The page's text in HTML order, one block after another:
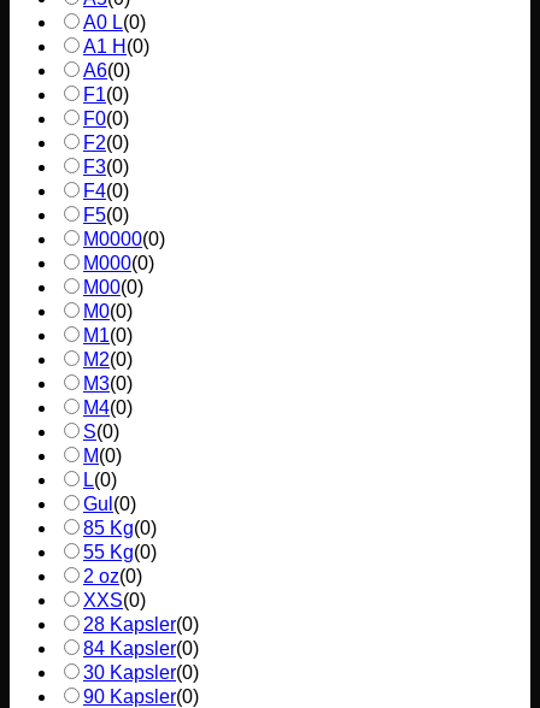
A0 L(0)
A1 H (0)
A6(0)
F1(0)
F0(0)
F2(0)
F3(0)
F4(0)
F5(0)
M0000(0)
M000(0)
M00(0)
M0(0)
M1(0)
M2(0)
M3(0)
M4(0)
S(0)
M(0)
L(0)
Gul (0)
85 Kg(0)
55 Kg(0)
2 oz(0)
XXS(0)
28 Kapsler(0)
84 Kapsler(0)
30 Kapsler(0)
90 Kapsler(0)